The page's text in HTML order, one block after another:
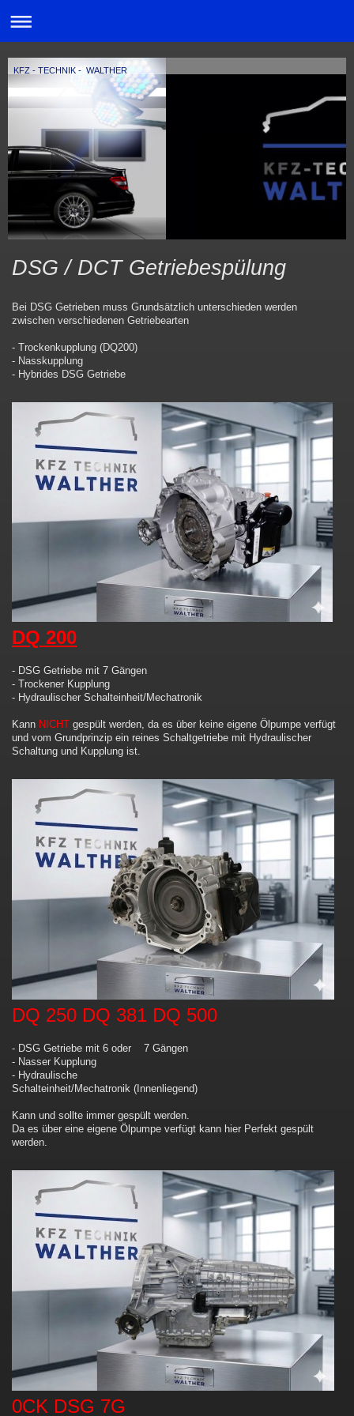
KFZ - TECHNIK - WALTHER
DSG / DCT Getriebespülung
Bei DSG Getrieben muss Grundsätzlich unterschieden werden
zwischen verschiedenen Getriebearten
- Trockenkupplung (DQ200)
- Nasskupplung
- Hybrides DSG Getriebe
DQ 200
- DSG Getriebe mit 7 Gängen
- Trockener Kupplung
- Hydraulischer Schalteinheit/Mechatronik
Kann NICHT gespült werden, da es über keine eigene Ölpumpe verfügt
und vom Grundprinzip ein reines Schaltgetriebe mit Hydraulischer
Schaltung und Kupplung ist.
DQ 250 DQ 381 DQ 500
- DSG Getriebe mit 6 oder 7 Gängen
- Nasser Kupplung
- Hydraulische
Schalteinheit/Mechatronik (Innenliegend)
Kann und sollte immer gespült werden.
Da es über eine eigene Ölpumpe verfügt kann hier Perfekt gespült
werden.
0CK DSG 7G